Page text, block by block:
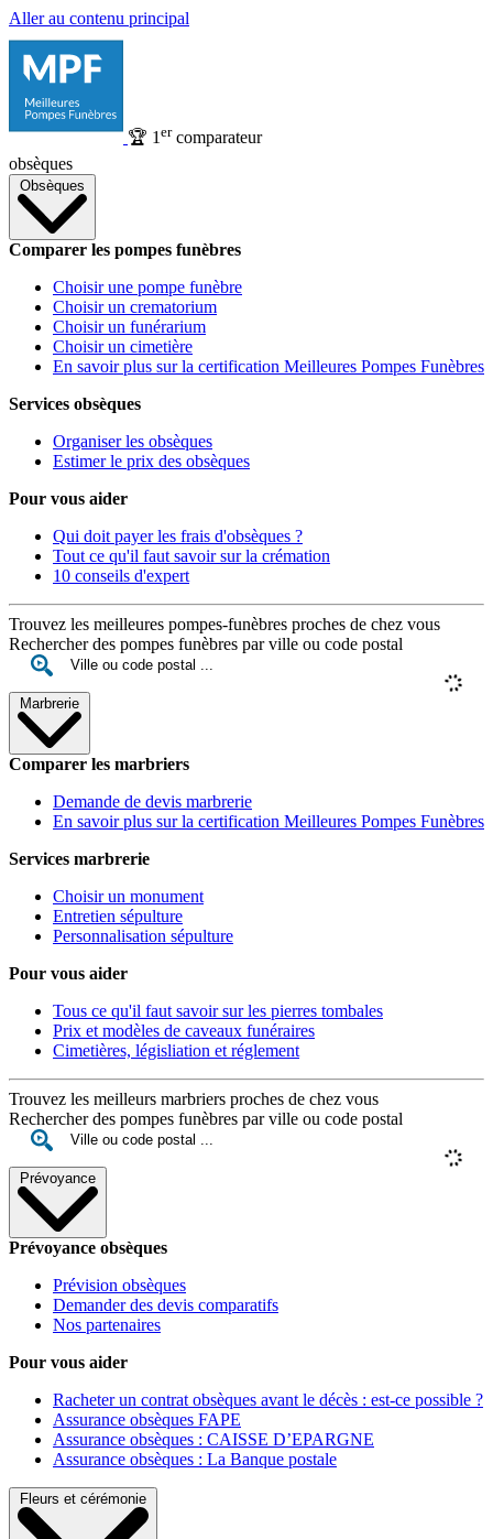
Aller au contenu principal
🏆 1 ercomparateur
obsèques
Obsèques
Comparer les pompes funèbres
Choisir une pompe funèbre
Choisir un crematorium
Choisir un funérarium
Choisir un cimetière
En savoir plus sur la certification Meilleures Pompes Funèbres
Services obsèques
Organiser les obsèques
Estimer le prix des obsèques
Pour vous aider
Qui doit payer les frais d'obsèques ?
Tout ce qu'il faut savoir sur la crémation
10 conseils d'expert
Trouvez les meilleures pompes-funèbres proches de chez vous
Rechercher des pompes funèbres par ville ou code postal
Marbrerie
Comparer les marbriers
Demande de devis marbrerie
En savoir plus sur la certification Meilleures Pompes Funèbres
Services marbrerie
Choisir un monument
Entretien sépulture
Personnalisation sépulture
Pour vous aider
Tous ce qu'il faut savoir sur les pierres tombales
Prix et modèles de caveaux funéraires
Cimetières, législiation et réglement
Trouvez les meilleurs marbriers proches de chez vous
Rechercher des pompes funèbres par ville ou code postal
Prévoyance
Prévoyance obsèques
Prévision obsèques
Demander des devis comparatifs
Nos partenaires
Pour vous aider
Racheter un contrat obsèques avant le décès : est-ce possible ?
Assurance obsèques FAPE
Assurance obsèques : CAISSE D’EPARGNE
Assurance obsèques : La Banque postale
Fleurs et cérémonie